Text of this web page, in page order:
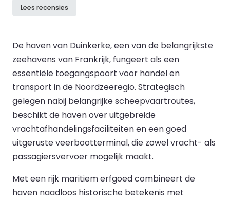
Lees recensies
De haven van Duinkerke, een van de belangrijkste
zeehavens van Frankrijk, fungeert als een
essentiële toegangspoort voor handel en
transport in de Noordzeeregio. Strategisch
gelegen nabij belangrijke scheepvaartroutes,
beschikt de haven over uitgebreide
vrachtafhandelingsfaciliteiten en een goed
uitgeruste veerbootterminal, die zowel vracht- als
passagiersvervoer mogelijk maakt.
Met een rijk maritiem erfgoed combineert de
haven naadloos historische betekenis met